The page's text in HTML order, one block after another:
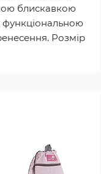
блискавкою
функціональною
Розмір